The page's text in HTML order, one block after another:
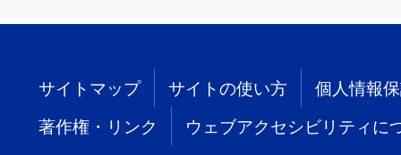
サイトマップ サイトの使い方 個人情報
著作権・リンク ウェブアクセシビリティに